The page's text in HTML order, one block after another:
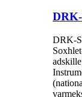
DRK-